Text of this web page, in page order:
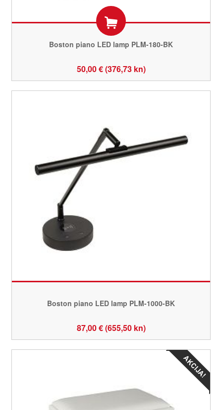
Boston piano LED lamp PLM-180-BK
50,00 € (376,73 kn)
Boston piano LED lamp PLM-1000-BK
87,00 € (655,50 kn)